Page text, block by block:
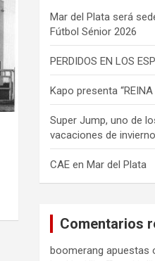
Mar del Plata será
Fútbol Sénior 2026
PERDIDOS EN LOS
Kapo presenta “REINA
Super Jump, uno de
vacaciones de invierno
CAE en Mar del Plata
Comentarios
boomerang apuestas